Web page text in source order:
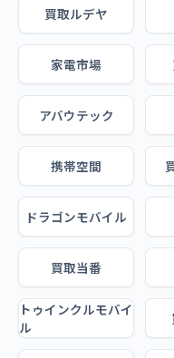
買取ルデヤ
家電市場
アバウテック
携帯空間
ドラゴンモバイル
買取当番
トゥインクルモバイ
ル